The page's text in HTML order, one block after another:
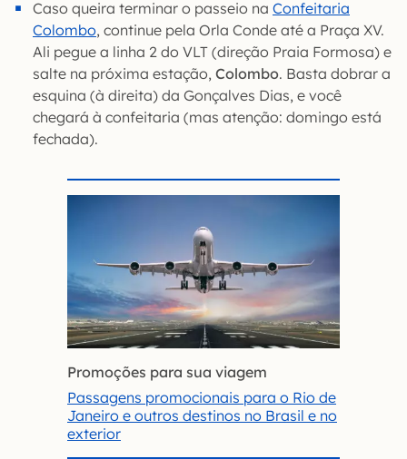
Caso queira terminar o passeio na Confeitaria
Colombo, continue pela Orla Conde até a Praça XV.
Ali pegue a linha 2 do VLT (direção Praia Formosa) e
salte na próxima estação, Colombo. Basta dobrar a
esquina (à direita) da Gonçalves Dias, e você
chegará à confeitaria (mas atenção: domingo está
fechada).
Promoções para sua viagem
Passagens promocionais para o Rio de
Janeiro e outros destinos no Brasil e no
exterior